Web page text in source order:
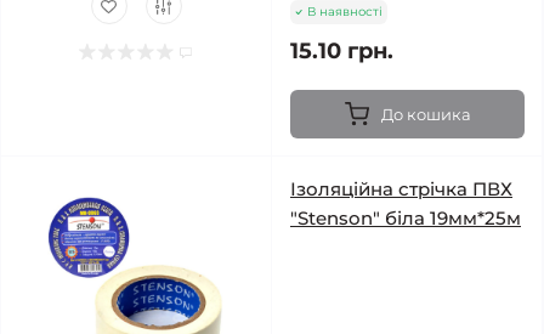
В наявності
15.10 грн.
До кошика
Ізоляційна стрічка ПВХ
"Stenson" біла 19мм*25м